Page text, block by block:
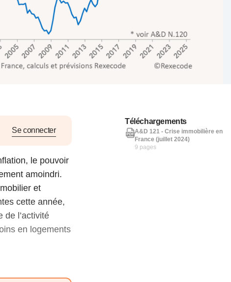
pour
et
dans la
Se connecter
le pouvoir
amoindri.
et
cette année,
de l’activité
en logements
Téléchargements
A&D 121 - Crise immobilière en
France (juillet 2024)
9 pages